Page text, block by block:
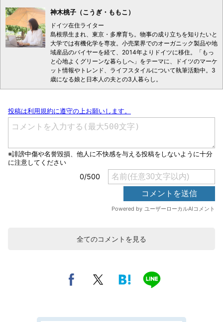
神木桃子（こうぎ・ももこ）
ドイツ在住ライター
島根県生まれ、東京・多摩育ち。物事の成り立ちを知りたいと
大学では有機化学を専攻。小売業界でのオーガニック製品や地
域産品のバイヤーを経て、2014年よりドイツに移住。「もっ
と心地よくグリーンな暮らしへ」をテーマに、ドイツのマーケ
ット情報やトレンド、ライフスタイルについて執筆活動中。3
歳になる娘と日本人の夫との3人暮らし。
全てのコメントを見る